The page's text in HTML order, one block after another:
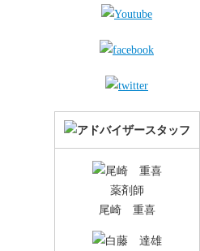
薬剤師
尾崎 重喜